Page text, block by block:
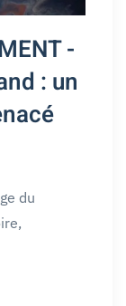
-
: un
du